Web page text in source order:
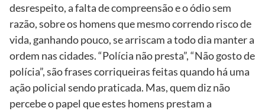
desrespeito, a falta de compreensão e o ódio sem
razão, sobre os homens que mesmo correndo risco de
vida, ganhando pouco, se arriscam a todo dia manter a
ordem nas cidades. “Polícia não presta”, “Não gosto de
polícia”, são frases corriqueiras feitas quando há uma
ação policial sendo praticada. Mas, quem diz não
percebe o papel que estes homens prestam a